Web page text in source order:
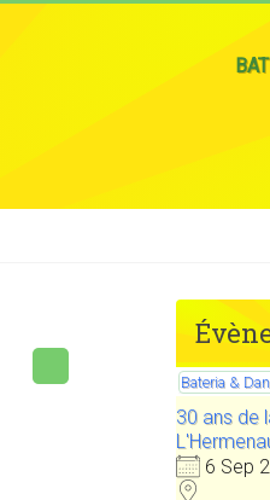
Bateria &
30 ans de
6 Sep